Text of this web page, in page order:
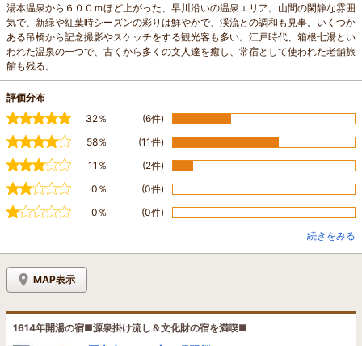
湯本温泉から６００ｍほど上がった、早川沿いの温泉エリア。山間の閑静な雰囲
気で、新緑や紅葉時シーズンの彩りは鮮やかで、渓流との調和も見事。いくつか
ある吊橋から記念撮影やスケッチをする観光客も多い。江戸時代、箱根七湯とい
われた温泉の一つで、古くから多くの文人達を癒し、常宿として使われた老舗旅
館も残る。
評価分布
32％
(6件)
58％
(11件)
11％
(2件)
0％
(0件)
0％
(0件)
続きをみる
MAP表示
1614年開湯の宿■源泉掛け流し＆文化財の宿を満喫■